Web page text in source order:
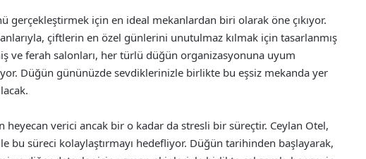
gerçekleştirmek için en ideal mekanlardan biri olarak öne çıkıyor.
çiftlerin en özel günlerini unutulmaz kılmak için tasarlanmış
ve ferah salonları, her türlü düğün organizasyonuna uyum
Düğün gününüzde sevdiklerinizle birlikte bu eşsiz mekanda yer
heyecan verici ancak bir o kadar da stresli bir süreçtir. Ceylan Otel,
bu süreci kolaylaştırmayı hedefliyor. Düğün tarihinden başlayarak,